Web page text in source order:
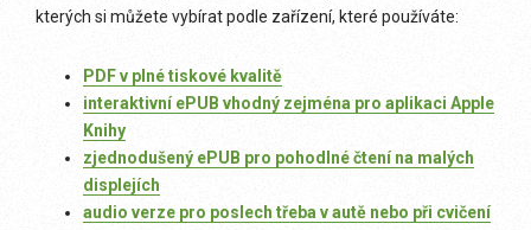
kterých si můžete vybírat podle zařízení, které používáte:
PDF v plné tiskové kvalitě
interaktivní ePUB vhodný zejména pro aplikaci Apple
Knihy
zjednodušený ePUB pro pohodlné čtení na malých
displejích
audio verze pro poslech třeba v autě nebo při cvičení